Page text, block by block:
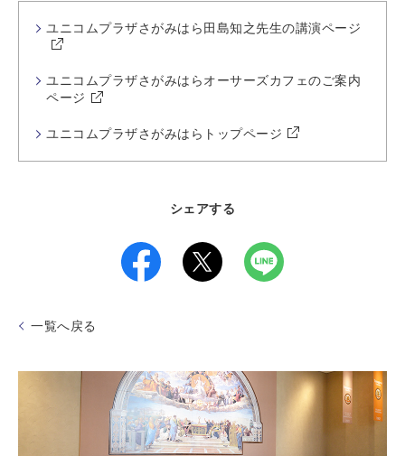
ユニコムプラザさがみはら田島知之先生の講演ページ
ユニコムプラザさがみはらオーサーズカフェのご案内
ページ
ユニコムプラザさがみはらトップページ
シェアする
一覧へ戻る